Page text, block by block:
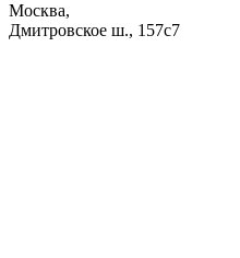
Москва,
Дмитровское ш., 157с7